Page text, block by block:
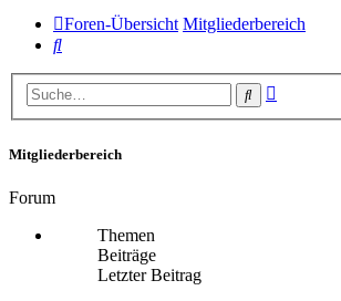
Foren-Übersicht Mitgliederbereich
Suche
Suche
Mitgliederbereich
Forum
Themen
Beiträge
Letzter Beitrag